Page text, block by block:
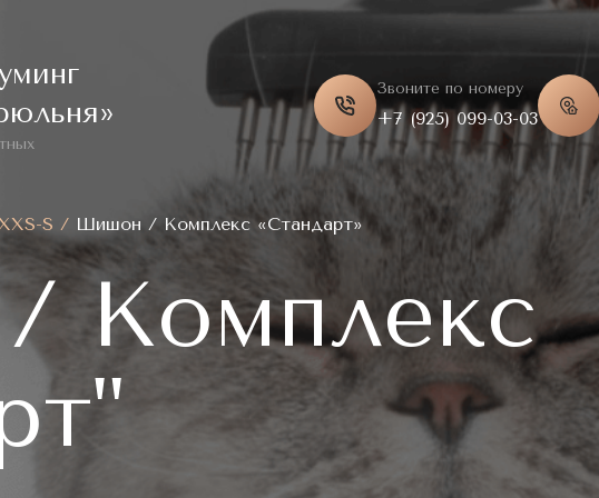
Звоните по номеру
+7 (925) 099-03-03
S / Шишон / Комплекс «Стандарт»
Комплекс